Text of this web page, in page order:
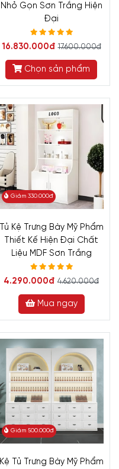
Nhỏ Gọn Sơn Trắng Hiện
Đại
16.830.000đ 17.600.000đ
Chọn sản phẩm
Giảm 330.000đ
Tủ Kệ Trưng Bày Mỹ Phẩm
Thiết Kế Hiện Đại Chất
Liệu MDF Sơn Trắng
4.290.000đ 4.620.000đ
Mua ngay
Giảm 500.000đ
Kệ Tủ Trưng Bày Mỹ Phẩm